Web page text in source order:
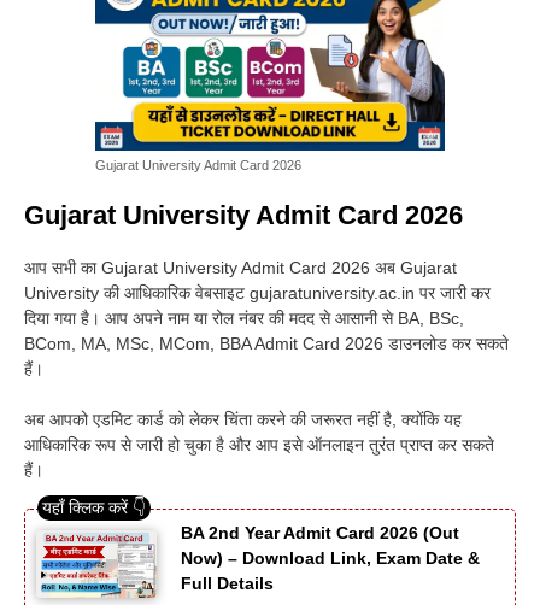
Gujarat University Admit Card 2026
Gujarat University Admit Card 2026
आप सभी का Gujarat University Admit Card 2026 अब Gujarat
University की आधिकारिक वेबसाइट gujaratuniversity.ac.in पर जारी कर
दिया गया है। आप अपने नाम या रोल नंबर की मदद से आसानी से BA, BSc,
BCom, MA, MSc, MCom, BBA Admit Card 2026 डाउनलोड कर सकते
हैं।
अब आपको एडमिट कार्ड को लेकर चिंता करने की जरूरत नहीं है, क्योंकि यह
आधिकारिक रूप से जारी हो चुका है और आप इसे ऑनलाइन तुरंत प्राप्त कर सकते
हैं।
BA 2nd Year Admit Card 2026 (Out
Now) – Download Link, Exam Date &
Full Details